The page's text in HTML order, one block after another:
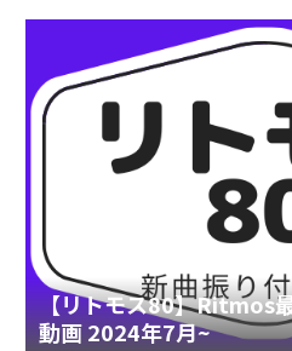
【リトモス80】Ritmos
動画 2024年7月~